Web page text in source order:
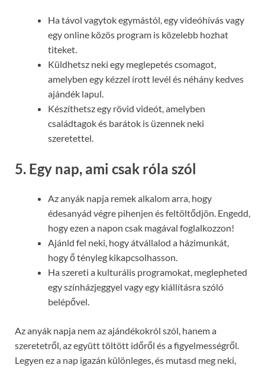
Ha távol vagytok egymástól, egy videóhívás vagy
egy online közös program is közelebb hozhat
titeket.
Küldhetsz neki egy meglepetés csomagot,
amelyben egy kézzel írott levél és néhány kedves
ajándék lapul.
Készíthetsz egy rövid videót, amelyben
családtagok és barátok is üzennek neki
szeretettel.
5. Egy nap, ami csak róla szól
Az anyák napja remek alkalom arra, hogy
édesanyád végre pihenjen és feltöltődjön. Engedd,
hogy ezen a napon csak magával foglalkozzon!
Ajánld fel neki, hogy átvállalod a házimunkát,
hogy ő tényleg kikapcsolhasson.
Ha szereti a kulturális programokat, meglepheted
egy színházjeggyel vagy egy kiállításra szóló
belépővel.
Az anyák napja nem az ajándékokról szól, hanem a
szeretetről, az együtt töltött időről és a figyelmességről.
Legyen ez a nap igazán különleges, és mutasd meg neki,